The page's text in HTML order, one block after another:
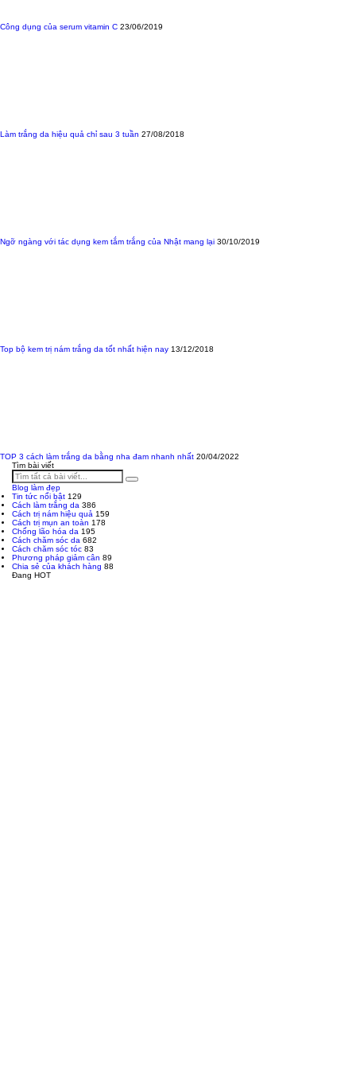
Công dụng của serum vitamin C 23/06/2019
Làm trắng da hiệu quả chỉ sau 3 tuần 27/08/2018
Ngỡ ngàng với tác dụng kem tắm trắng của Nhật mang lại 30/10/2019
Top bộ kem trị nám trắng da tốt nhất hiện nay 13/12/2018
TOP 3 cách làm trắng da bằng nha đam nhanh nhất 20/04/2022
Tìm bài viết
Blog làm đẹp
Tin tức nổi bật 129
Cách làm trắng da 386
Cách trị nám hiệu quả 159
Cách trị mụn an toàn 178
Chống lão hóa da 195
Cách chăm sóc da 682
Cách chăm sóc tóc 83
Phương pháp giảm cân 89
Chia sẻ của khách hàng 88
Đang HOT